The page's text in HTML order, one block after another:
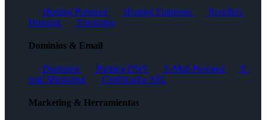
Hosting Personal Hosting Empresas
Resellers
Housing
Streaming
Dominios & Email
Dominios Parking DNS E-Mail Personal
E-
mail Marketing
Certificados SSL
Marketing & Herramientas